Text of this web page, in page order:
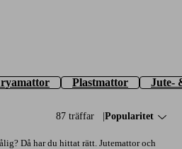
Plastmattor Jute-
87 träffar Sortera på:
Popularitet
Då har du hittat rätt. Jutemattor och